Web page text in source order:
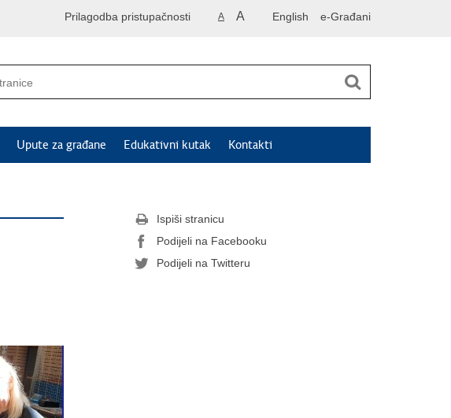
English e-Građani
A A
Prilagodba pristupačnosti
Upute za građane Edukativni kutak Kontakti
Ispiši stranicu
Podijeli na Facebooku
Podijeli na Twitteru